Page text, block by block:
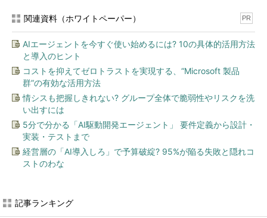
関連資料（ホワイトペーパー） PR
AIエージェントを今すぐ使い始めるには? 10の具体的活用方法
と導入のヒント
コストを抑えてゼロトラストを実現する、“Microsoft 製品
群”の有効な活用方法
情シスも把握しきれない? グループ全体で脆弱性やリスクを洗
い出すには
5分で分かる「AI駆動開発エージェント」 要件定義から設計・
実装・テストまで
経営層の「AI導入しろ」で予算破綻? 95%が陥る失敗と隠れコ
ストのわな
記事ランキング